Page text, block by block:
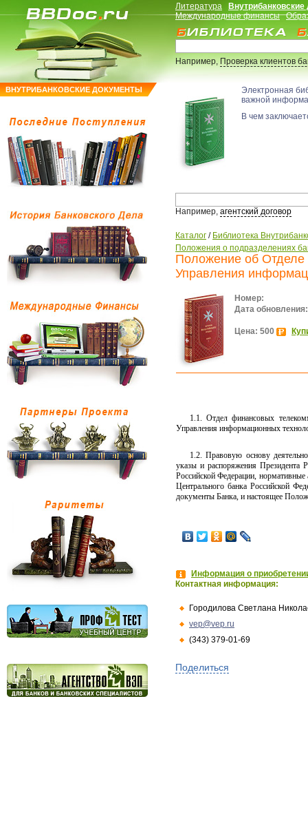
ВНУТРИБАНКОВСКИЕ ДОКУМЕНТЫ
Литература
Международные финансы
Например,Проверка клиентов
Электронная
важной
В чем
Например, агентский договор
Каталог / Библиотека
Положения о подразделениях
Положение об Отделе
Управления
Номер:
Дата обновления:
Цена: 500
1.1. Отдел финансовых
Управления информационных
1.2. Правовую основу
указы и распоряжения Президента
Российской Федерации,
Центрального банка Российской
документы Банка, и настоящее
Информация о
Контактная информация:
Городилова Светлана
vep@vep.ru
(343) 379-01-69
Поделиться